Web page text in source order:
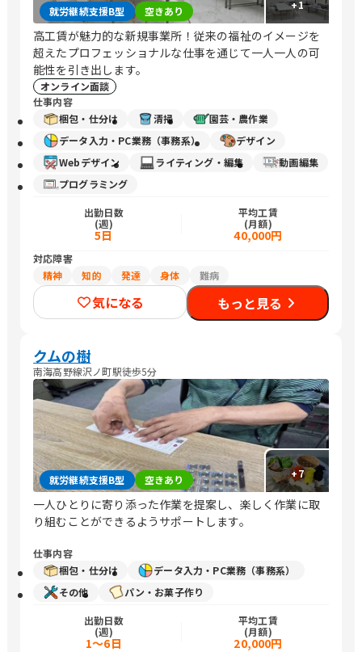
+1
就労継続支援B型 空きあり
高工賃が魅力的な新規事業所！従来の福祉のイメージを
超えたプロフェッショナルな仕事を通じて一人一人の可
能性を引き出します。
オンライン面談
仕事内容
梱包・仕分け
清掃
園芸・農作業
データ入力・PC業務（事務系）
デザイン
Webデザイン
ライティング・編集
動画編集
プログラミング
出勤日数
(週)
5日
平均工賃
(月額)
40,000円
対応障害
精神
知的 発達 身体 難病
気になる もっと見る
クムの樹
南海高野線沢ノ町駅徒歩5分
+7
就労継続支援B型 空きあり
一人ひとりに寄り添った作業を提案し、楽しく作業に取
り組むことができるようサポートします。
仕事内容
梱包・仕分け
データ入力・PC業務（事務系）
その他
パン・お菓子作り
出勤日数
(週)
1〜6日
平均工賃
(月額)
20,000円